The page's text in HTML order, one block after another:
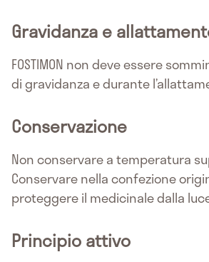
Gravidanza e
FOSTIMON non deve essere
di gravidanza e durante
Conservazione
Non conservare a temperatura
Conservare nella confezione
proteggere il medicinale dalla
Principio attivo